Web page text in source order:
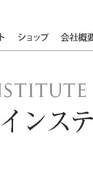
オーラソーマブログ
アート ショップ